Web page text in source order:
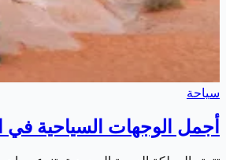
سياحة
أجمل الوجهات السياحية في